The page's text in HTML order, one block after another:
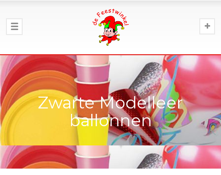
Zwarte Modelleer
ballonnen